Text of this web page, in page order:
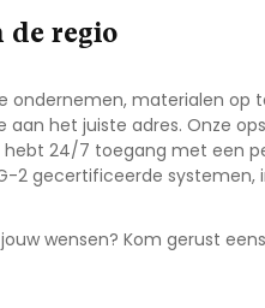
de regio
materialen op
aan het juiste adres. Onze
24/7 toegang met een
2 gecertificeerde
wensen? Kom gerust